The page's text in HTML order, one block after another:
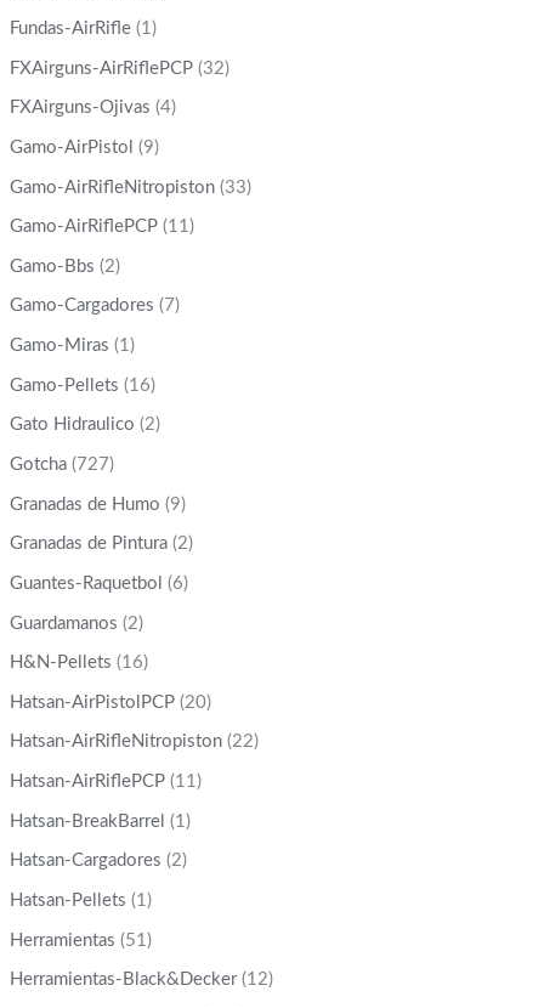
Fundas-AirRifle (1)
FXAirguns-AirRiflePCP (32)
FXAirguns-Ojivas (4)
Gamo-AirPistol (9)
Gamo-AirRifleNitropiston (33)
Gamo-AirRiflePCP (11)
Gamo-Bbs (2)
Gamo-Cargadores (7)
Gamo-Miras (1)
Gamo-Pellets (16)
Gato Hidraulico (2)
Gotcha (727)
Granadas de Humo (9)
Granadas de Pintura (2)
Guantes-Raquetbol (6)
Guardamanos (2)
H&N-Pellets (16)
Hatsan-AirPistolPCP (20)
Hatsan-AirRifleNitropiston (22)
Hatsan-AirRiflePCP (11)
Hatsan-BreakBarrel (1)
Hatsan-Cargadores (2)
Hatsan-Pellets (1)
Herramientas (51)
Herramientas-Black&Decker (12)